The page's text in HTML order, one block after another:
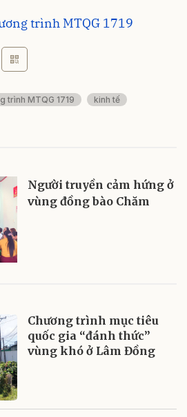
trình MTQG 1719
trình MTQG 1719
kinh tế
Người truyền cảm hứng ở
vùng đồng bào Chăm
Chương trình mục tiêu
quốc gia “đánh thức”
vùng khó ở Lâm Đồng